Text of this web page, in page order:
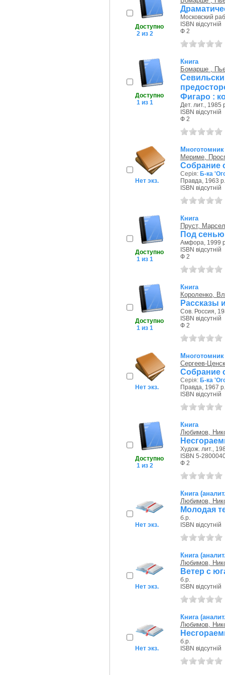
Доступно
2 из 2
Московский
ISBN відсутній
Ф 2
Доступно
1 из 1
Книга
Бомарше ,
Фигаро :
Дет. лит., 1985
ISBN відсутній
Ф 2
Нет экз.
Многотомник
Мериме,
Собрание
Серія: Б-ка
Правда, 1963 р.
ISBN відсутній
Доступно
1 из 1
Книга
Пруст,
Под сенью
Амфора, 1999
ISBN відсутній
Ф 2
Доступно
1 из 1
Книга
Короленко,
Рассказы
Сов. Россия,
ISBN відсутній
Ф 2
Нет экз.
Многотомник
Сергеев-
Собрание
Серія: Б-ка
Правда, 1967 р.
ISBN відсутній
Доступно
1 из 2
Книга
Любимов,
Худож. лит.,
ISBN 5-
Ф 2
Нет экз.
Книга
Любимов,
Молодая
б.р.
ISBN відсутній
Нет экз.
Книга
Любимов,
Ветер с
б.р.
ISBN відсутній
Нет экз.
Книга
Любимов,
б.р.
ISBN відсутній